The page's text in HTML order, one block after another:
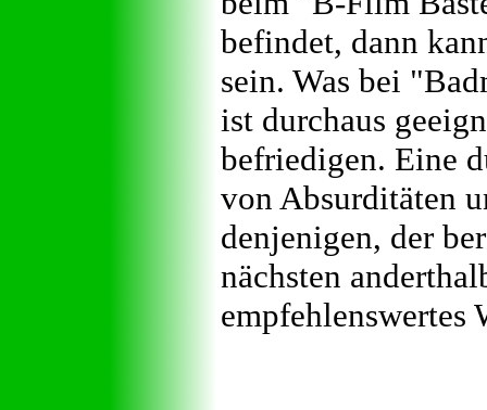
befindet, dann
sein. Was bei
ist durchaus
befriedigen. Eine
von Absurditäten
denjenigen, der
nächsten
empfehlenswertes